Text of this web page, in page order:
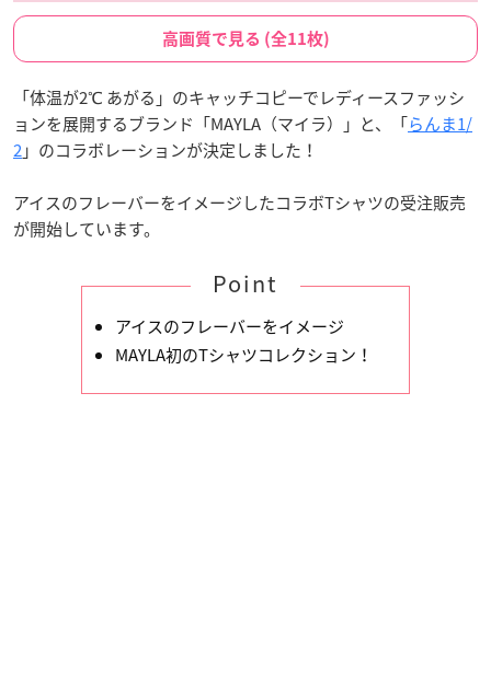
高画質で見る (全11枚)
「体温が2℃ あがる」のキャッチコピーでレディースファッシ
ョンを展開するブランド「MAYLA（マイラ）」と、「らんま1/
2」のコラボレーションが決定しました！
アイスのフレーバーをイメージしたコラボTシャツの受注販売
が開始しています。
Point
アイスのフレーバーをイメージ
MAYLA初のTシャツコレクション！